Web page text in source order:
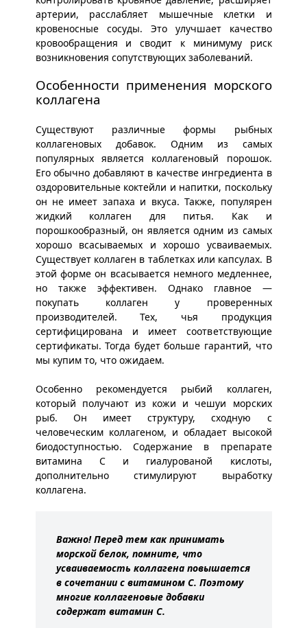
артерии, расслабляет мышечные клетки и
кровеносные сосуды. Это улучшает качество
кровообращения и сводит к минимуму риск
возникновения сопутствующих заболеваний.
Особенности применения морского
коллагена
Существуют различные формы рыбных
коллагеновых добавок. Одним из самых
популярных является коллагеновый порошок.
Его обычно добавляют в качестве ингредиента в
оздоровительные коктейли и напитки, поскольку
он не имеет запаха и вкуса. Также, популярен
жидкий коллаген для питья. Как и
порошкообразный, он является одним из самых
хорошо всасываемых и хорошо усваиваемых.
Существует коллаген в таблетках или капсулах. В
этой форме он всасывается немного медленнее,
но также эффективен. Однако главное —
покупать коллаген у проверенных
производителей. Тех, чья продукция
сертифицирована и имеет соответствующие
сертификаты. Тогда будет больше гарантий, что
мы купим то, что ожидаем.
Особенно рекомендуется рыбий коллаген,
который получают из кожи и чешуи морских
рыб. Он имеет структуру, сходную с
человеческим коллагеном, и обладает высокой
биодоступностью. Содержание в препарате
витамина С и гиалурованой кислоты,
дополнительно стимулируют выработку
коллагена.
Важно! Перед тем как принимать
морской белок, помните, что
усваиваемость коллагена повышается
в сочетании с витамином С. Поэтому
многие коллагеновые добавки
содержат витамин С.